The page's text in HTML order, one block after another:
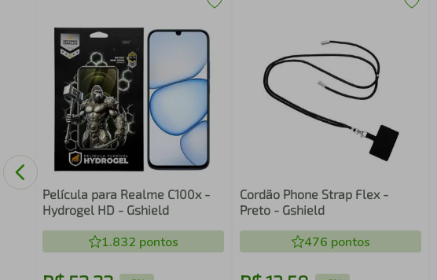
Película para Realme C100x -
Hydrogel HD - Gshield
1.832 pontos
Cordão Phone Strap Flex -
Preto - Gshield
476 pontos